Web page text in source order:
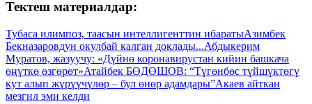
Тектеш материалдар:
Тубаса илимпоз, таасын интеллигенттин ибаратыАзимбек
Бекназаровдун окулбай калган доклады...Абдыкерим
Муратов, жазуучу: «Дүйнө коронавирустан кийин башкача
өңүткө өзгөрөт»Атайбек БӨДӨШОВ: “Түгөнбөс түйшүктөгү
кут алып жүрүүчүлөр – бул өнөр адамдары”Акаев айткан
мезгил эми келди